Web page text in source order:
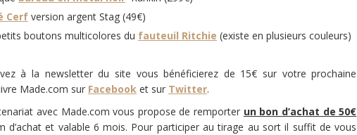
Cerf version argent Stag (49€)
boutons multicolores du fauteuil Ritchie (existe en plusieurs couleurs)
à la newsletter du site vous bénéficierez de 15€ sur votre prochaine
Made.com sur Facebook et sur Twitter.
avec Made.com vous propose de remporter un bon d’achat de 50€
d’achat et valable 6 mois. Pour participer au tirage au sort il suffit de vous